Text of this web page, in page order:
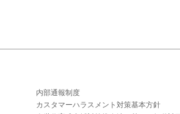
内部通報制度
カスタマーハラスメント対策基本方針